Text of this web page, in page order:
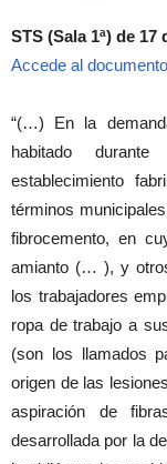
STS (Sala 1ª) de 17
Accede al documento
“(…) En la
habitado
establecimiento
términos
fibrocemento, en
amianto (… ), y
los trabajadores
ropa de trabajo a
(son los llamados
origen de las
aspiración de
desarrollada por la